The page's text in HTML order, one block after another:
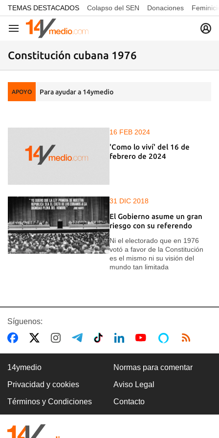
common.go-to-content
TEMAS DESTACADOS Colapso del SEN Donaciones
Navegación
Constitución cubana 1976
APOYO Para ayudar a 14ymedio
16 FEB 2024
'Como lo viví' del 16 de
febrero de 2024
31 DIC 2018
El Gobierno asume un gran
riesgo con su referendo
Ni el electorado que en 1976
votó a favor de la Constitución
es el mismo ni su visión del
mundo tan limitada
Síguenos:
14ymedio Normas para comentar
Privacidad y cookies Aviso Legal
Términos y Condiciones Contacto